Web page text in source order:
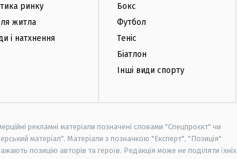
ринку
житла
і натхнення
Бокс
Футбол
Теніс
Біатлон
Інші види спорту
рекламні матеріали позначені словами "Спецпроєкт" чи
матеріал". Матеріали з позначкою "Експерт", "Позиція"
позицію авторів та героїв. Редакція може не поділяти їхніх